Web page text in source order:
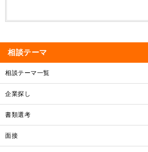
相談テーマ
相談テーマ一覧
企業探し
書類選考
面接